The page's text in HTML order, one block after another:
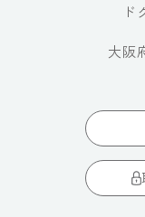
大阪